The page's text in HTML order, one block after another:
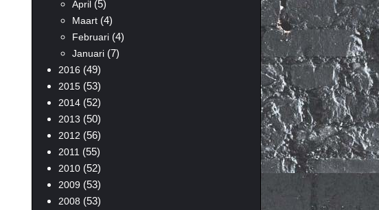
April(5)
Maart(4)
Februari(4)
Januari(7)
2016 (49)
2015(53)
2014(52)
2013 (50)
2012 (56)
2011 (55)
2010(52)
2009 (53)
2008 (53)